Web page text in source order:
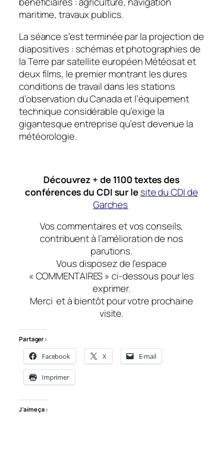
maritime, travaux publics.
La séance s’est terminée par la projection de
diapositives : schémas et photographies de
la Terre par satellite européen Météosat et
deux films, le premier montrant les dures
conditions de travail dans les stations
d’observation du Canada et l’équipement
technique considérable qu’exige la
gigantesque entreprise qu’est devenue la
météorologie.
Découvrez + de 1100 textes des
conférences du CDI sur lesite du CDI de
Garches
Vos commentaires et vos conseils,
contribuent à l’amélioration de nos
parutions.
Vous disposez de l’espace
« COMMENTAIRES » ci-dessous pour les
exprimer.
Merci et à bientôt pour votre prochaine
visite.
Partager :
Facebook X E-mail
Imprimer
J’aime ça :